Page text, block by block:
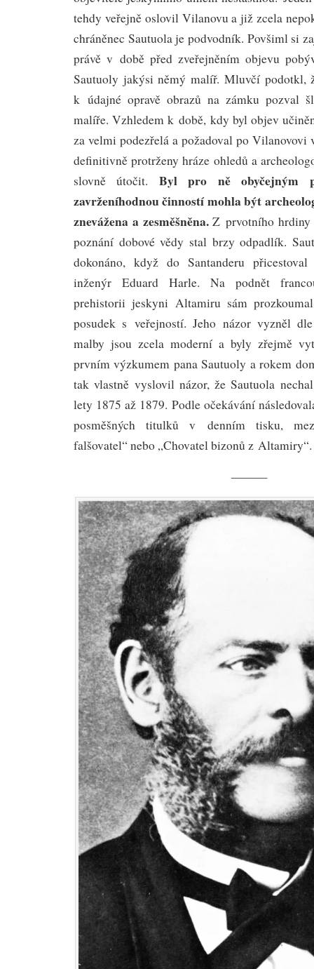
tehdy veřejně oslovil Vilanovu a již zcela
chráněnec Sautuola je podvodník. Povšiml si
právě v době před zveřejněním objevu
Sautuoly jakýsi němý malíř. Mluvčí podotkl,
k údajné opravě obrazů na zámku pozval
malíře. Vzhledem k době, kdy byl objev
za velmi podezřelá a požadoval po Vilanovovi
definitivně protrženy hráze ohledů a
slovně útočit. Byl pro ně obyčejným
zavrženíhodnou činností mohla být
znevážena a zesměšněna.Z prvotního hrdiny
poznání dobové vědy stal brzy odpadlík.
dokonáno, když do Santanderu
inženýr Eduard Harle. Na podnět
prehistorii jeskyni Altamiru sám
posudek s veřejností. Jeho názor vyzněl
malby jsou zcela moderní a byly zřejmě
prvním výzkumem pana Sautuoly a rokem
tak vlastně vyslovil názor, že Sautuola
lety 1875 až 1879. Podle očekávání
posměšných titulků v denním tisku,
falšovatel“ nebo „Chovatel bizonů z Altamiry“.
———